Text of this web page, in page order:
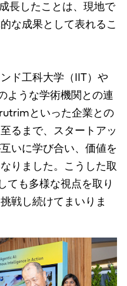
長したことは、現地で
な成果として表れるこ
ド工科大学（IIT）や
ような学術機関との連
といった企業との
るまで、スタートアッ
いに学び合い、価値を
りました。こうした取
ても多様な視点を取り
戦し続けてまいりま